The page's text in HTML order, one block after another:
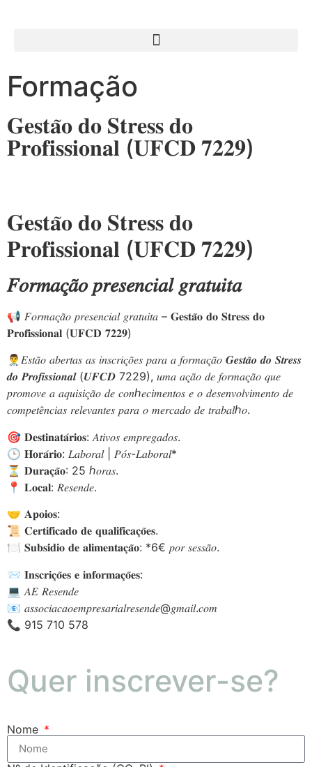
Formação
𝐆𝐞𝐬𝐭𝐚̃𝐨 𝐝𝐨 𝐒𝐭𝐫𝐞𝐬𝐬 𝐝𝐨
𝐏𝐫𝐨𝐟𝐢𝐬𝐬𝐢𝐨𝐧𝐚𝐥 (𝐔𝐅𝐂𝐃 𝟕𝟐𝟐𝟗)
𝐆𝐞𝐬𝐭𝐚̃𝐨 𝐝𝐨 𝐒𝐭𝐫𝐞𝐬𝐬 𝐝𝐨
𝐏𝐫𝐨𝐟𝐢𝐬𝐬𝐢𝐨𝐧𝐚𝐥 (𝐔𝐅𝐂𝐃 𝟕𝟐𝟐𝟗)
𝐹𝑜𝑟𝑚𝑎𝑐̧𝑎̃𝑜 𝑝𝑟𝑒𝑠𝑒𝑛𝑐𝑖𝑎𝑙 𝑔𝑟𝑎𝑡𝑢𝑖𝑡𝑎
📢 𝐹𝑜𝑟𝑚𝑎𝑐̧𝑎̃𝑜 𝑝𝑟𝑒𝑠𝑒𝑛𝑐𝑖𝑎𝑙 𝑔𝑟𝑎𝑡𝑢𝑖𝑡𝑎 – 𝐆𝐞𝐬𝐭𝐚̃𝐨 𝐝𝐨 𝐒𝐭𝐫𝐞𝐬𝐬 𝐝𝐨
𝐏𝐫𝐨𝐟𝐢𝐬𝐬𝐢𝐨𝐧𝐚𝐥 (𝐔𝐅𝐂𝐃 𝟕𝟐𝟐𝟗)
👨‍⚕️𝐸𝑠𝑡𝑎̃𝑜 𝑎𝑏𝑒𝑟𝑡𝑎𝑠 𝑎𝑠 𝑖𝑛𝑠𝑐𝑟𝑖𝑐̧𝑜̃𝑒𝑠 𝑝𝑎𝑟𝑎 𝑎 𝑓𝑜𝑟𝑚𝑎𝑐̧𝑎̃𝑜 𝑮𝒆𝒔𝒕𝒂̃𝒐 𝒅𝒐 𝑺𝒕𝒓𝒆𝒔𝒔
𝒅𝒐 𝑷𝒓𝒐𝒇𝒊𝒔𝒔𝒊𝒐𝒏𝒂𝒍 (𝑼𝑭𝑪𝑫 7229), 𝑢𝑚𝑎 𝑎𝑐̧𝑎̃𝑜 𝑑𝑒 𝑓𝑜𝑟𝑚𝑎𝑐̧𝑎̃𝑜 𝑞𝑢𝑒
𝑝𝑟𝑜𝑚𝑜𝑣𝑒 𝑎 𝑎𝑞𝑢𝑖𝑠𝑖𝑐̧𝑎̃𝑜 𝑑𝑒 𝑐𝑜𝑛ℎ𝑒𝑐𝑖𝑚𝑒𝑛𝑡𝑜𝑠 𝑒 𝑜 𝑑𝑒𝑠𝑒𝑛𝑣𝑜𝑙𝑣𝑖𝑚𝑒𝑛𝑡𝑜 𝑑𝑒
𝑐𝑜𝑚𝑝𝑒𝑡𝑒̂𝑛𝑐𝑖𝑎𝑠 𝑟𝑒𝑙𝑒𝑣𝑎𝑛𝑡𝑒𝑠 𝑝𝑎𝑟𝑎 𝑜 𝑚𝑒𝑟𝑐𝑎𝑑𝑜 𝑑𝑒 𝑡𝑟𝑎𝑏𝑎𝑙ℎ𝑜.
🎯 𝐃𝐞𝐬𝐭𝐢𝐧𝐚𝐭𝐚́𝐫𝐢𝐨𝐬: 𝐴𝑡𝑖𝑣𝑜𝑠 𝑒𝑚𝑝𝑟𝑒𝑔𝑎𝑑𝑜𝑠.
🕒 𝐇𝐨𝐫𝐚́𝐫𝐢𝐨: 𝐿𝑎𝑏𝑜𝑟𝑎𝑙 | 𝑃𝑜́𝑠-𝐿𝑎𝑏𝑜𝑟𝑎𝑙*
⏳ 𝐃𝐮𝐫𝐚𝐜̧𝐚̃𝐨: 25 ℎ𝑜𝑟𝑎𝑠.
📍 𝐋𝐨𝐜𝐚𝐥: 𝑅𝑒𝑠𝑒𝑛𝑑𝑒.
🤝 𝐀𝐩𝐨𝐢𝐨𝐬:
📜 𝐂𝐞𝐫𝐭𝐢𝐟𝐢𝐜𝐚𝐝𝐨 𝐝𝐞 𝐪𝐮𝐚𝐥𝐢𝐟𝐢𝐜𝐚𝐜̧𝐨̃𝐞𝐬.
🍽️ 𝐒𝐮𝐛𝐬𝐢́𝐝𝐢𝐨 𝐝𝐞 𝐚𝐥𝐢𝐦𝐞𝐧𝐭𝐚𝐜̧𝐚̃𝐨: *6€ 𝑝𝑜𝑟 𝑠𝑒𝑠𝑠𝑎̃𝑜.
📨 𝐈𝐧𝐬𝐜𝐫𝐢𝐜̧𝐨̃𝐞𝐬 𝐞 𝐢𝐧𝐟𝐨𝐫𝐦𝐚𝐜̧𝐨̃𝐞𝐬:
💻 𝐴𝐸 𝑅𝑒𝑠𝑒𝑛𝑑𝑒
📧 𝑎𝑠𝑠𝑜𝑐𝑖𝑎𝑐𝑎𝑜𝑒𝑚𝑝𝑟𝑒𝑠𝑎𝑟𝑖𝑎𝑙𝑟𝑒𝑠𝑒𝑛𝑑𝑒@𝑔𝑚𝑎𝑖𝑙.𝑐𝑜𝑚
📞 915 710 578
Quer inscrever-se?
Nome